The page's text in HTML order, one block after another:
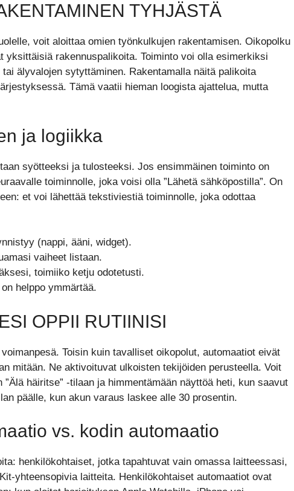
TYHJÄSTÄ
voit aloittaa omien työnkulkujen rakentamisen. Oikopolku
yksittäisiä rakennuspalikoita. Toiminto voi olla esimerkiksi
älyvalojen sytyttäminen. Rakentamalla näitä palikoita
Tämä vaatii hieman loogista ajattelua, mutta
ja logiikka
syötteeksi ja tulosteeksi. Jos ensimmäinen toiminto on
toiminnolle, joka voisi olla ”Lähetä sähköpostilla”. On
et voi lähettää tekstiviestiä toiminnolle, joka odottaa
(nappi, ääni, widget).
vaiheet listaan.
toimiiko ketju odotetusti.
helppo ymmärtää.
OPPII RUTIINISI
Toisin kuin tavalliset oikopolut, automaatiot eivät
mitään. Ne aktivoituvat ulkoisten tekijöiden perusteella. Voit
häiritse” -tilaan ja himmentämään näyttöä heti, kun saavut
päälle, kun akun varaus laskee alle 30 prosentin.
vs. kodin automaatio
henkilökohtaiset, jotka tapahtuvat vain omassa laitteessasi,
yhteensopivia laitteita. Henkilökohtaiset automaatiot ovat